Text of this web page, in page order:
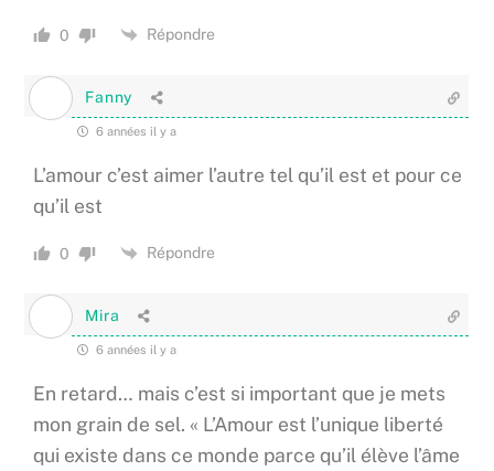
0 Répondre
Fanny
6 années il y a
L’amour c’est aimer l’autre tel qu’il est et pour ce
qu’il est
0 Répondre
Mira
6 années il y a
En retard… mais c’est si important que je mets
mon grain de sel. « L’Amour est l’unique liberté
qui existe dans ce monde parce qu’il élève l’âme